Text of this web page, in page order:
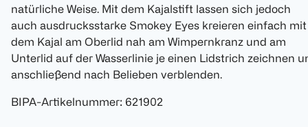
natürliche Weise. Mit dem Kajalstift lassen sich jedoch
auch ausdrucksstarke Smokey Eyes kreieren einfach mit
dem Kajal am Oberlid nah am Wimpernkranz und am
Unterlid auf der Wasserlinie je einen Lidstrich zeichnen
anschließend nach Belieben verblenden.
BIPA-Artikelnummer: 621902